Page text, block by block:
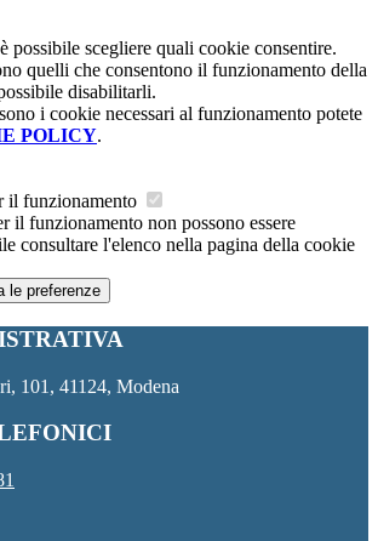
possibile scegliere quali cookie consentire.
quelli che consentono il funzionamento della
disabilitarli.
i cookie necessari al funzionamento potete
POLICY.
il funzionamento
il funzionamento non possono essere
consultare l'elenco nella pagina della cookie
le preferenze
101, 41124, Modena